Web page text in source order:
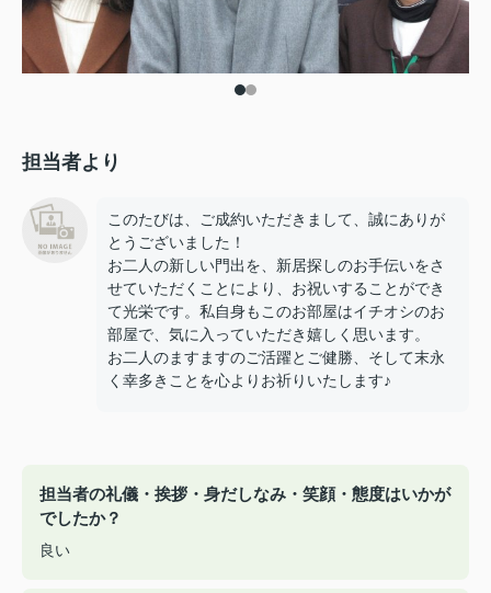
担当者より
このたびは、ご成約いただきまして、誠にありが
とうございました！
お二人の新しい門出を、新居探しのお手伝いをさ
せていただくことにより、お祝いすることができ
て光栄です。私自身もこのお部屋はイチオシのお
部屋で、気に入っていただき嬉しく思います。
お二人のますますのご活躍とご健勝、そして末永
く幸多きことを心よりお祈りいたします♪
担当者の礼儀・挨拶・身だしなみ・笑顔・態度はいかが
でしたか？
良い